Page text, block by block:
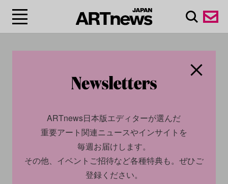
#ジョン・コンスタブ
ル/John Constable
ARTnews日本版エディターが選んだ
重要アート関連ニュースやインサイトを
毎週お届けします。
その他、イベントご招待など各種特典も。ぜひご
登録ください。